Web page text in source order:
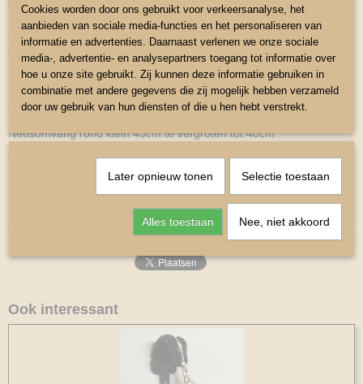
en Falabellas.
2- Voudig verstelbaar via gespen.
Chromen Fittingen zachten stof
Kleur Zwart / Paars.
maat 3 Minishetlander klein.
Neusomvang rond klein 43cm te vergroten tot 48cm
kopstuk klein 26cm te vergroten tot 40cm
Ook interessant
Cookies worden door ons gebruikt voor verkeersanalyse, het
aanbieden van sociale media-functies en het personaliseren van
informatie en advertenties. Daarnaast verlenen we onze sociale
media-, advertentie- en analysepartners toegang tot informatie over
hoe u onze site gebruikt. Zij kunnen deze informatie gebruiken in
combinatie met andere gegevens die zij mogelijk hebben verzameld
door uw gebruik van hun diensten of die u hen hebt verstrekt.
Later opnieuw tonen Selectie toestaan
Alles toestaan Nee, niet akkoord